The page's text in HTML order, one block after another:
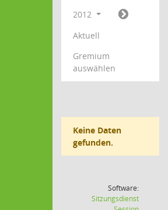
2012
Aktuell
Gremium
auswählen
Keine Daten
gefunden.
Software:
Sitzungsdienst